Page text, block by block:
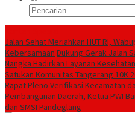
Jalan Sehat Meriahkan HUT RI,
Kebersamaan Dukung Gerak Jalan
Nangka Hadirkan Layanan Kesehatan
Satukan Komunitas Tangerang 10K
Rapat Pleno Verifikasi Kecamatan
Pembangunan Daerah, Ketua PWI
dan SMSI Pandeglang